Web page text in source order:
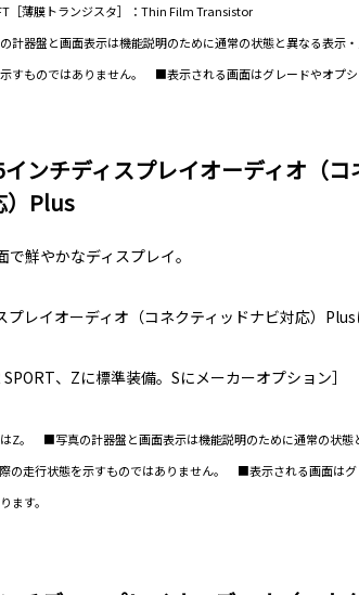
［薄膜トランジスタ］：Thin Film Transistor
計器盤と画面表示は機能説明のために通常の状態と異なる表示
すものではありません。 ■表示される画面はグレードやオプシ
インチディスプレイオーディオ（
）Plus
で鮮やかなディスプレイ。
プレイオーディオ（コネクティッドナビ対応）
SPORT、Zに標準装備。Sにメーカーオプション］
Z。 ■写真の計器盤と画面表示は機能説明のために通常の状態
の走行状態を示すものではありません。 ■表示される画面はグ
ます。